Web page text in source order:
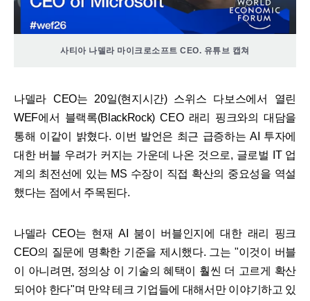
사티아 나델라 마이크로소프트 CEO. 유튜브 캡쳐
나델라 CEO는 20일(현지시간) 스위스 다보스에서 열린
WEF에서 블랙록(BlackRock) CEO 래리 핑크와의 대담을
통해 이같이 밝혔다. 이번 발언은 최근 급증하는 AI 투자에
대한 버블 우려가 커지는 가운데 나온 것으로, 글로벌 IT 업
계의 최전선에 있는 MS 수장이 직접 확산의 중요성을 역설
했다는 점에서 주목된다.
나델라 CEO는 현재 AI 붐이 버블인지에 대한 래리 핑크
CEO의 질문에 명확한 기준을 제시했다. 그는 "이것이 버블
이 아니려면, 정의상 이 기술의 혜택이 훨씬 더 고르게 확산
되어야 한다"며 만약 테크 기업들에 대해서만 이야기하고 있